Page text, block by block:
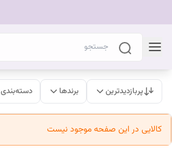
پربازدیدترین برندها دسته‌بندی
کالایی در این صفحه موجود نیست